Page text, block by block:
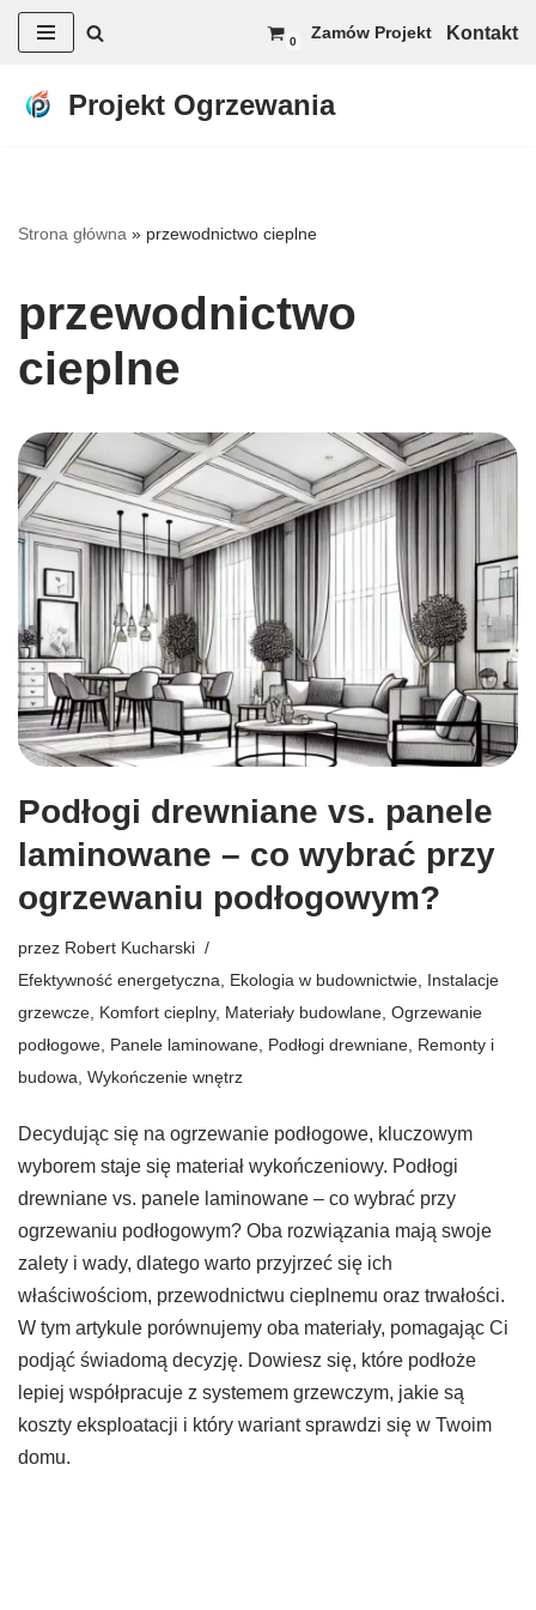
do
0 Zamów Projekt Kontakt
Projekt Ogrzewania
Strona główna » przewodnictwo cieplne
przewodnictwo
cieplne
Podłogi drewniane vs. panele
laminowane – co wybrać przy
ogrzewaniu podłogowym?
przez Robert Kucharski
Efektywność energetyczna
Ekologia w budownictwie Instalacje
grzewcze Komfort cieplny, Materiały budowlane Ogrzewanie
podłogowe Panele laminowane Podłogi drewniane Remonty i
budowa Wykończenie wnętrz
Decydując się na ogrzewanie podłogowe, kluczowym
wyborem staje się materiał wykończeniowy. Podłogi
drewniane vs. panele laminowane – co wybrać przy
ogrzewaniu podłogowym? Oba rozwiązania mają swoje
zalety i wady, dlatego warto przyjrzeć się ich
właściwościom, przewodnictwu cieplnemu oraz trwałości.
W tym artykule porównujemy oba materiały, pomagając Ci
podjąć świadomą decyzję. Dowiesz się, które podłoże
lepiej współpracuje z systemem grzewczym, jakie są
koszty eksploatacji i który wariant sprawdzi się w Twoim
domu.